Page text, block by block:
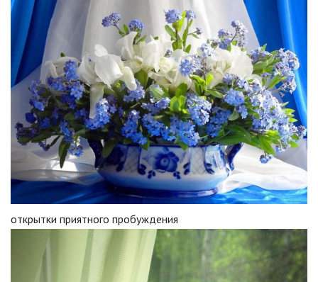
открытки приятного пробуждения